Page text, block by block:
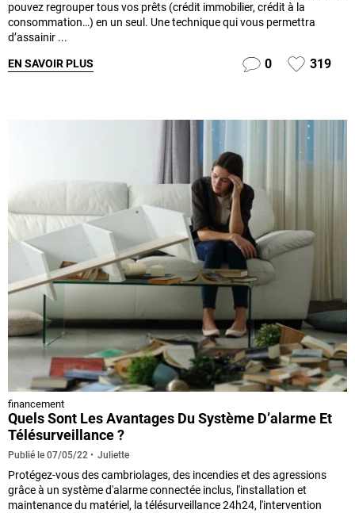
pouvez regrouper tous vos prêts (crédit immobilier, crédit à la
consommation…) en un seul. Une technique qui vous permettra
d’assainir ...
EN SAVOIR PLUS 0 319
financement
Quels Sont Les Avantages Du Système D’alarme Et
Télésurveillance ?
Publié le 07/05/22 Juliette
Protégez-vous des cambriolages, des incendies et des agressions
grâce à un système d'alarme connectée inclus, l'installation et
maintenance du matériel, la télésurveillance 24h24, l'intervention